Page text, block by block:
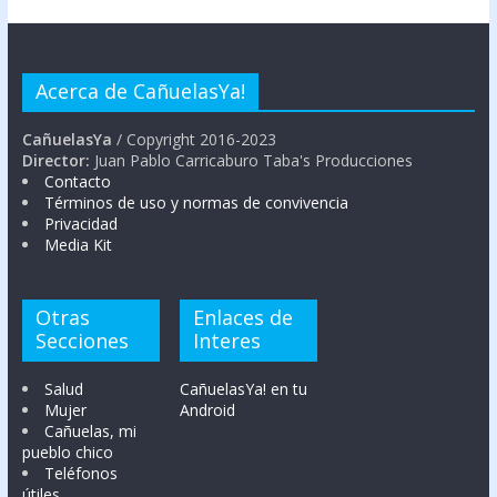
Acerca de CañuelasYa!
CañuelasYa / Copyright 2016-2023
Director: Juan Pablo Carricaburo Taba's Producciones
Contacto
Términos de uso y normas de convivencia
Privacidad
Media Kit
Otras
Secciones
Salud
Mujer
Cañuelas, mi
pueblo chico
Teléfonos
Enlaces de
Interes
CañuelasYa! en tu
Android